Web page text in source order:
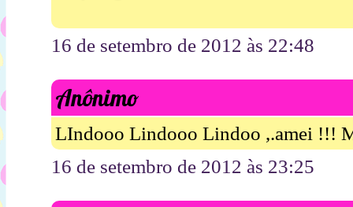
16 de setembro de 2012 às 22:48
Anônimo
LIndooo Lindooo Lindoo ,.amei !!!
16 de setembro de 2012 às 23:25